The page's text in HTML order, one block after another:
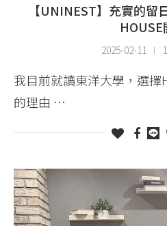
【UNINEST】充實的留
HOUSE
2025-02-11
我目前就讀東洋大學，選擇
的理由 …